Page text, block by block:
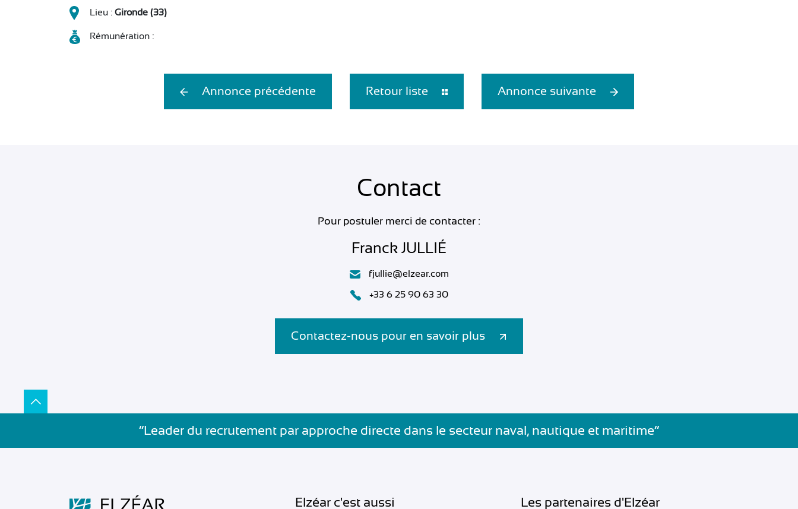
Lieu : Gironde (33)
Rémunération :
Annonce précédente Retour liste Annonce suivante
Contact
Pour postuler merci de contacter :
Franck JULLIÉ
fjullie@elzear.com
+33 6 25 90 63 30
Contactez-nous pour en savoir plus
”Leader du recrutement par approche directe dans le secteur naval, nautique et maritime”
Elzéar c'est aussi Les partenaires d'Elzéar